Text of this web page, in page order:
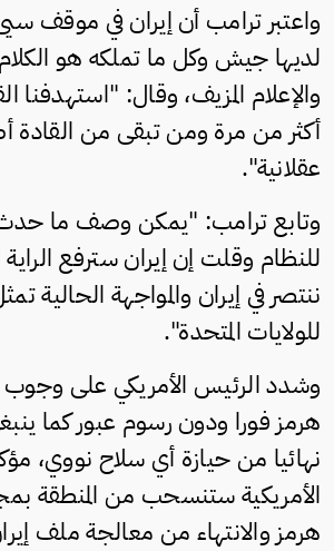
واعتبر ترامب أن إيران في موقف
لديها جيش وكل ما تملكه هو
والإعلام المزيف، وقال: "استهدفنا
أكثر من مرة ومن تبقى من القادة
عقلانية".
وتابع ترامب: "يمكن وصف ما حدث
للنظام وقلت إن إيران سترفع
ننتصر في إيران والمواجهة الحالية
للولايات المتحدة".
وشدد الرئيس الأمريكي على
هرمز فورا ودون رسوم عبور كما
نهائيا من حيازة أي سلاح نووي،
الأمريكية ستنسحب من المنطقة
هرمز والانتهاء من معالجة ملف